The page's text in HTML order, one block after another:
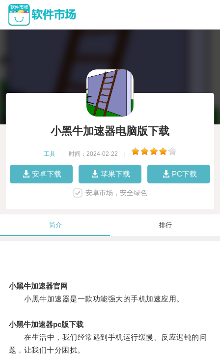
小黑牛加速器电脑版下载
工具 时间：2024-02-22
安卓下载 苹果下载 PC下载
安卓市场，安全绿色
简介 排行
小黑牛加速器官网
小黑牛加速器是一款功能强大的手机加速应用。
小黑牛加速器pc版下载
在生活中，我们经常遇到手机运行缓慢、反应迟钝的问
题，让我们十分困扰。